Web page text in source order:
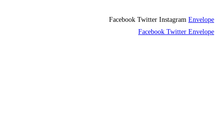
Facebook Twitter Instagram Envelope
Facebook Twitter Envelope